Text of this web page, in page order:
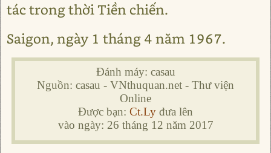
tác trong thời Tiền chiến.
Saigon, ngày 1 tháng 4 năm 1967.
Đánh máy: casau
Nguồn: casau - VNthuquan.net - Thư viện
Online
Được bạn: Ct.Ly đưa lên
vào ngày: 26 tháng 12 năm 2017